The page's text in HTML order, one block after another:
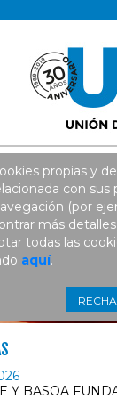
Y BASOA
propias y
con
(por
más
todas las
aquí.